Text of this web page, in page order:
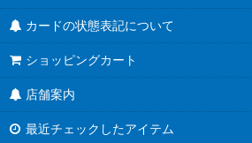
カードの状態表記について
ショッピングカート
店舗案内
最近チェックしたアイテム